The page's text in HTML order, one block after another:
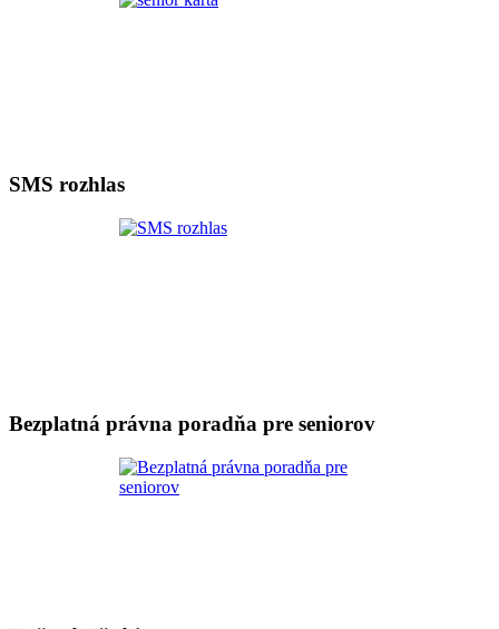
SMS rozhlas
Bezplatná právna poradňa pre seniorov